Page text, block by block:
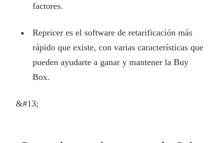
factores.
Repricer es el software de retarificación más
rápido que existe, con varias características que
pueden ayudarte a ganar y mantener la Buy
Box.
&#13;